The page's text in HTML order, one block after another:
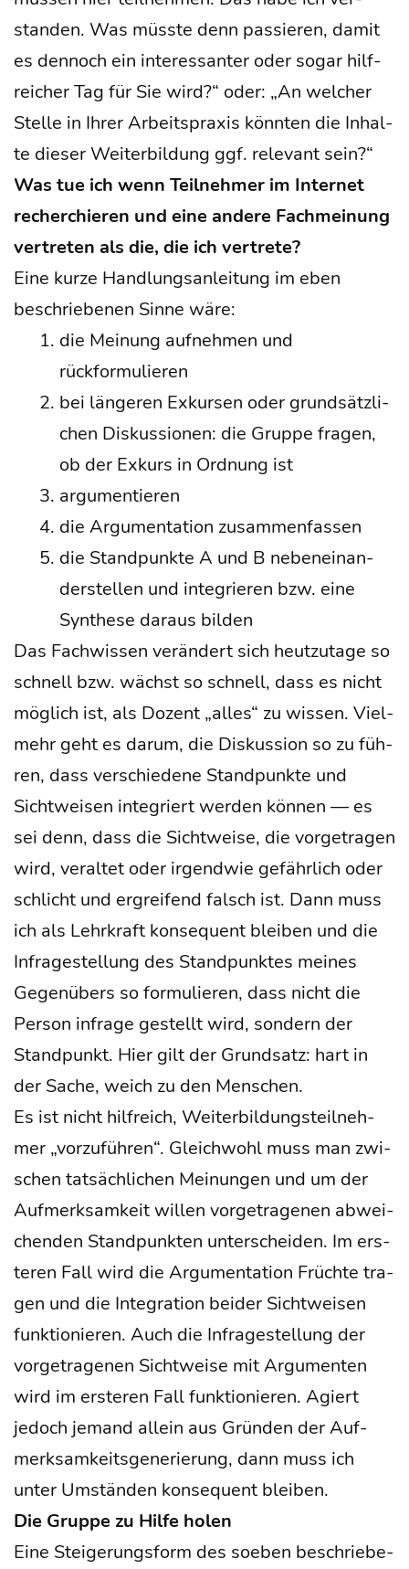
stan­den. Was müss­te denn pas­sie­ren, damit
es den­noch ein inter­es­san­ter oder sogar hilf­
rei­cher Tag für Sie wird?“ oder: „An wel­cher
Stel­le in Ihrer Arbeits­pra­xis könn­ten die Inhal­
te die­ser Wei­ter­bil­dung ggf. rele­vant sein?“
Was tue ich wenn Teil­neh­mer im Inter­net
recher­chie­ren und eine ande­re Fach­mei­nung
ver­tre­ten als die, die ich vertrete?
Eine kur­ze Hand­lungs­an­lei­tung im eben
beschrie­be­nen Sin­ne wäre:
die Mei­nung auf­neh­men und
rückformulieren
bei län­ge­ren Exkur­sen oder grund­sätz­li­
chen Dis­kus­sio­nen: die Grup­pe fra­gen,
ob der Exkurs in Ord­nung ist
argu­men­tie­ren
die Argu­men­ta­ti­on zusammenfassen
die Stand­punk­te A und B neben­ein­an­
der­stel­len und inte­grie­ren bzw. eine
Syn­the­se dar­aus bilden
Das Fach­wis­sen ver­än­dert sich heut­zu­ta­ge so
schnell bzw. wächst so schnell, dass es nicht
mög­lich ist, als Dozent „alles“ zu wis­sen. Viel­
mehr geht es dar­um, die Dis­kus­si­on so zu füh­
ren, dass ver­schie­de­ne Stand­punk­te und
Sicht­wei­sen inte­griert wer­den kön­nen — es
sei denn, dass die Sicht­wei­se, die vor­ge­tra­gen
wird, ver­al­tet oder irgend­wie gefähr­lich oder
schlicht und ergrei­fend falsch ist. Dann muss
ich als Lehr­kraft kon­se­quent blei­ben und die
Infra­ge­stel­lung des Stand­punk­tes mei­nes
Gegen­übers so for­mu­lie­ren, dass nicht die
Per­son infra­ge gestellt wird, son­dern der
Stand­punkt. Hier gilt der Grund­satz: hart in
der Sache, weich zu den Men­schen.
Es ist nicht hilf­reich, Wei­ter­bil­dungs­teil­neh­
mer „vor­zu­füh­ren“. Gleich­wohl muss man zwi­
schen tat­säch­li­chen Mei­nun­gen und um der
Auf­merk­sam­keit wil­len vor­ge­tra­ge­nen abwei­
chen­den Stand­punk­ten unter­schei­den. Im ers­
te­ren Fall wird die Argu­men­ta­ti­on Früch­te tra­
gen und die Inte­gra­ti­on bei­der Sicht­wei­sen
funk­tio­nie­ren. Auch die Infra­ge­stel­lung der
vor­ge­tra­ge­nen Sicht­wei­se mit Argu­men­ten
wird im ers­te­ren Fall funk­tio­nie­ren. Agiert
jedoch jemand allein aus Grün­den der Auf­
merk­sam­keits­ge­ne­rie­rung, dann muss ich
unter Umstän­den kon­se­quent blei­ben.
Die Grup­pe zu Hil­fe holen
Eine Stei­ge­rungs­form des soeben beschrie­be­